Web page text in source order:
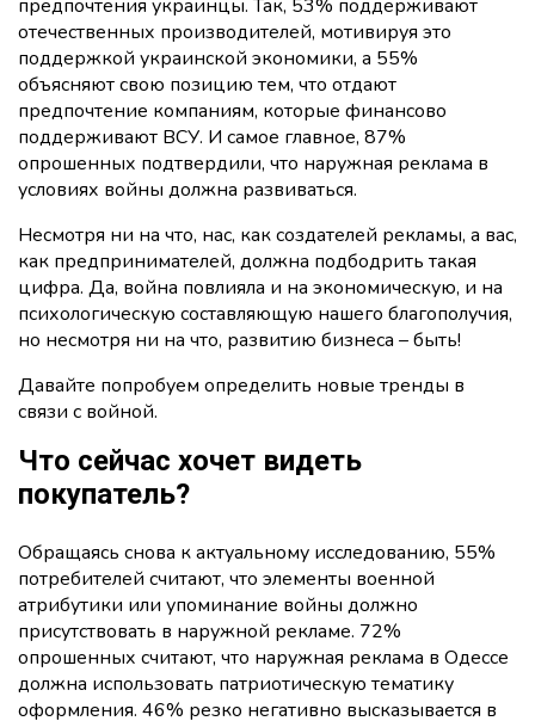
предпочтения украинцы. Так, 53% поддерживают
отечественных производителей, мотивируя это
поддержкой украинской экономики, а 55%
объясняют свою позицию тем, что отдают
предпочтение компаниям, которые финансово
поддерживают ВСУ. И самое главное, 87%
опрошенных подтвердили, что наружная реклама в
условиях войны должна развиваться.
Несмотря ни на что, нас, как создателей рекламы, а вас,
как предпринимателей, должна подбодрить такая
цифра. Да, война повлияла и на экономическую, и на
психологическую составляющую нашего благополучия,
но несмотря ни на что, развитию бизнеса – быть!
Давайте попробуем определить новые тренды в
связи с войной.
Что сейчас хочет видеть
покупатель?
Обращаясь снова к актуальному исследованию, 55%
потребителей считают, что элементы военной
атрибутики или упоминание войны должно
присутствовать в наружной рекламе. 72%
опрошенных считают, что наружная реклама в Одессе
должна использовать патриотическую тематику
оформления. 46% резко негативно высказывается в